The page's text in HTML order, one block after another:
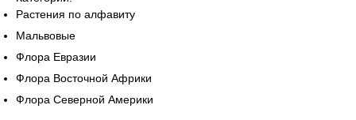
Растения по алфавиту
Мальвовые
Флора Евразии
Флора Восточной Африки
Флора Северной Америки